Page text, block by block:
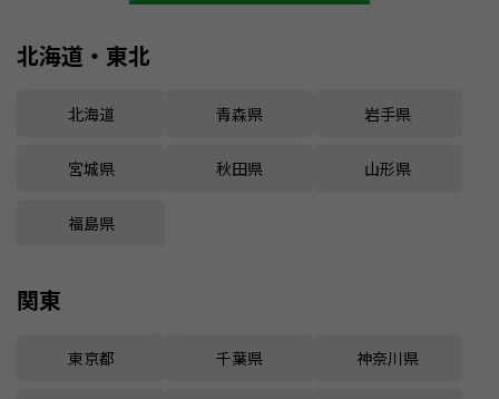
北海道・東北
北海道 青森県 岩手県
宮城県 秋田県 山形県
福島県
関東
東京都 千葉県 神奈川県